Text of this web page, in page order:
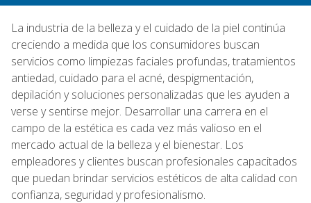
La industria de la belleza y el cuidado de la piel continúa
creciendo a medida que los consumidores buscan
servicios como limpiezas faciales profundas, tratamientos
antiedad, cuidado para el acné, despigmentación,
depilación y soluciones personalizadas que les ayuden a
verse y sentirse mejor. Desarrollar una carrera en el
campo de la estética es cada vez más valioso en el
mercado actual de la belleza y el bienestar. Los
empleadores y clientes buscan profesionales capacitados
que puedan brindar servicios estéticos de alta calidad con
confianza, seguridad y profesionalismo.